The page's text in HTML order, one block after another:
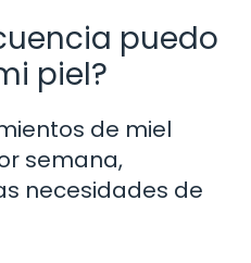
puedo
piel?
de miel
semana,
necesidades de